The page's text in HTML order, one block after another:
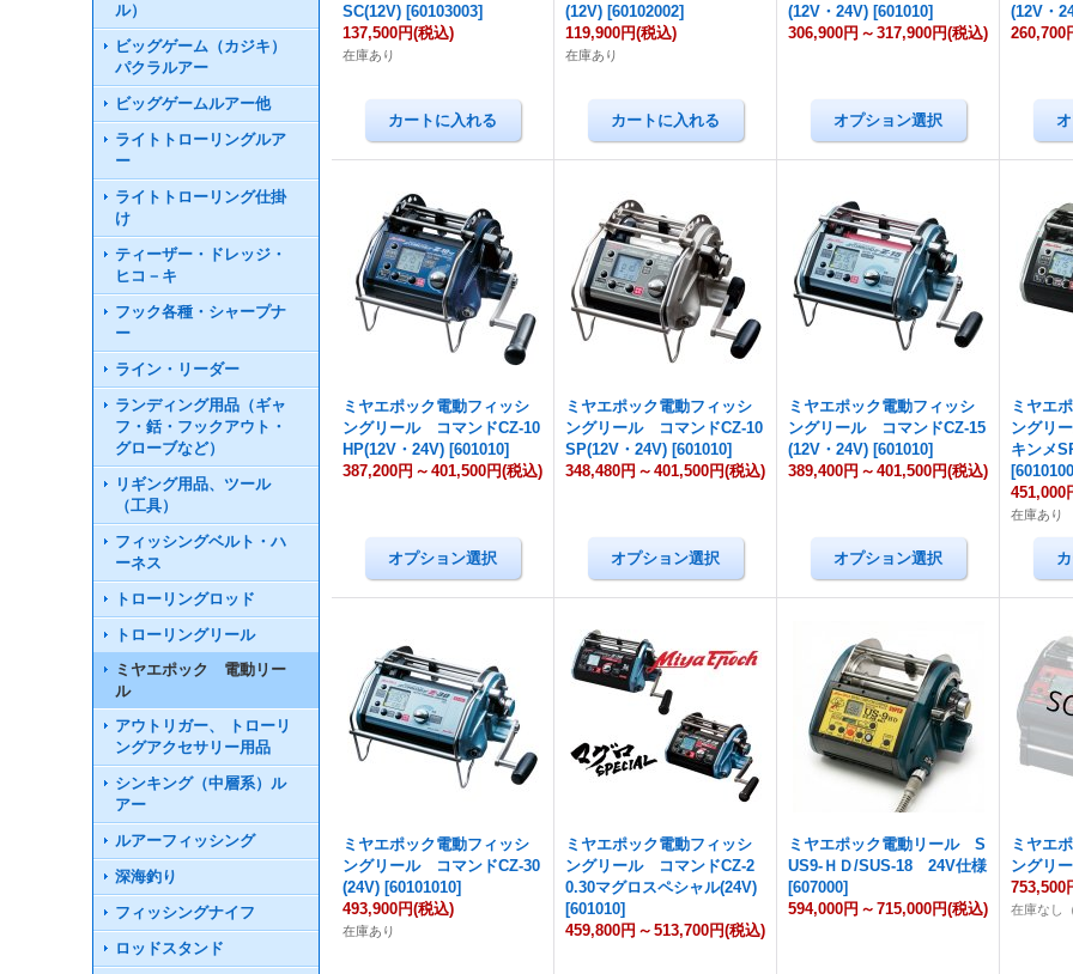
ル）
ビッグゲーム（カジキ）
パクラルアー
ビッグゲームルアー他
ライトトローリングルア
ー
ライトトローリング仕掛
け
ティーザー・ドレッジ・
ヒコ－キ
フック各種・シャープナ
ー
ライン・リーダー
ランディング用品（ギャ
フ・銛・フックアウト・
グローブなど）
リギング用品、ツール
（工具）
フィッシングベルト・ハ
ーネス
トローリングロッド
トローリングリール
ミヤエポック 電動リー
ル
アウトリガー、 トローリ
ングアクセサリー用品
シンキング（中層系）ル
アー
ルアーフィッシング
深海釣り
フィッシングナイフ
ロッドスタンド
SC(12V) [60103003]
137,500円(税込)
在庫あり
(12V) [60102002]
119,900円(税込)
在庫あり
(12V・24V) [601010]
306,900円 ～ 317,900円(税込)
(12V・
260,700
ミヤエポック電動フィッシ
ングリール コマンドCZ-10
HP(12V・24V) [601010]
387,200円 ～ 401,500円(税込)
ミヤエポック電動フィッシ
ングリール コマンドCZ-10
SP(12V・24V) [601010]
348,480円 ～ 401,500円(税込)
ミヤエポック電動フィッシ
ングリール コマンドCZ-15
(12V・24V) [601010]
389,400円 ～ 401,500円(税込)
ミヤエ
ングリ
キンメ
[
451,000
在庫あり
ミヤエポック電動フィッシ
ングリール コマンドCZ-30
(24V) [60101010]
493,900円(税込)
在庫あり
ミヤエポック電動フィッシ
ングリール コマンドCZ-2
0.30マグロスペシャル(24V)
[601010]
459,800円 ～ 513,700円(税込)
ミヤエポック電動リール S
US9-ＨＤ/SUS-18 24V仕様
[607000]
594,000円 ～ 715,000円(税込)
ミヤエ
ングリ
753,500
在庫なし